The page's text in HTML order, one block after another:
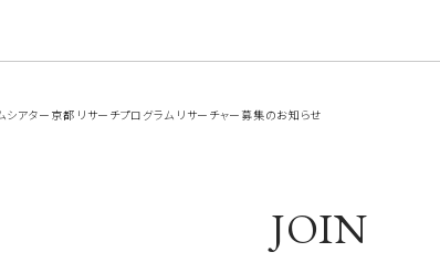
ター京都 リサーチプログラム リサーチャー募集のお知らせ
JOIN